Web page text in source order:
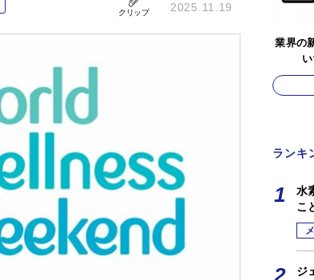
クリップ 2025.11.19
業界の
ランキ
水
こ
ジ